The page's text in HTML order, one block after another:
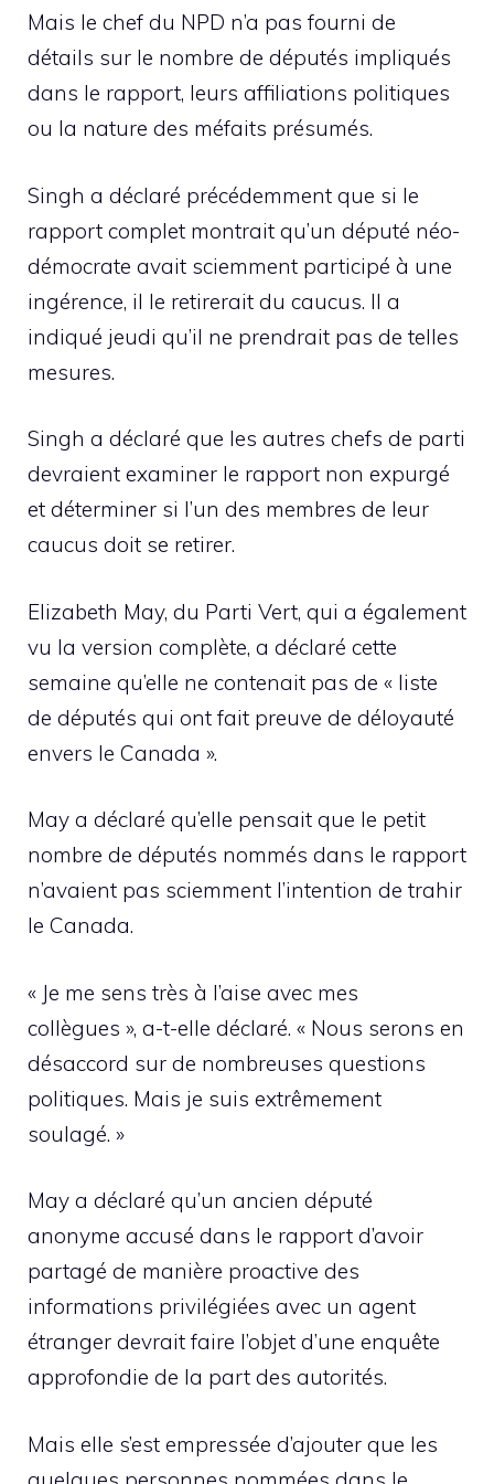
Mais le chef du NPD n’a pas fourni de
détails sur le nombre de députés impliqués
dans le rapport, leurs affiliations politiques
ou la nature des méfaits présumés.
Singh a déclaré précédemment que si le
rapport complet montrait qu’un député néo-
démocrate avait sciemment participé à une
ingérence, il le retirerait du caucus. Il a
indiqué jeudi qu’il ne prendrait pas de telles
mesures.
Singh a déclaré que les autres chefs de parti
devraient examiner le rapport non expurgé
et déterminer si l’un des membres de leur
caucus doit se retirer.
Elizabeth May, du Parti Vert, qui a également
vu la version complète, a déclaré cette
semaine qu’elle ne contenait pas de « liste
de députés qui ont fait preuve de déloyauté
envers le Canada ».
May a déclaré qu’elle pensait que le petit
nombre de députés nommés dans le rapport
n’avaient pas sciemment l’intention de trahir
le Canada.
« Je me sens très à l’aise avec mes
collègues », a-t-elle déclaré. « Nous serons en
désaccord sur de nombreuses questions
politiques. Mais je suis extrêmement
soulagé. »
May a déclaré qu’un ancien député
anonyme accusé dans le rapport d’avoir
partagé de manière proactive des
informations privilégiées avec un agent
étranger devrait faire l’objet d’une enquête
approfondie de la part des autorités.
Mais elle s’est empressée d’ajouter que les